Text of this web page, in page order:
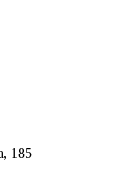
185